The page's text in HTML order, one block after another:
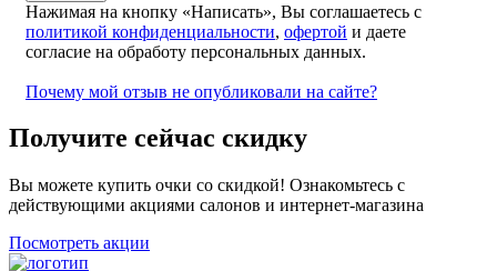
Нажимая на кнопку «Написать», Вы соглашаетесь с
политикой конфиденциальности, офертой и даете
согласие на обработу персональных данных.
Почему мой отзыв не опубликовали на сайте?
Получите сейчас скидку
Вы можете купить очки со скидкой! Ознакомьтесь с
действующими акциями салонов и интернет-магазина
Посмотреть акции